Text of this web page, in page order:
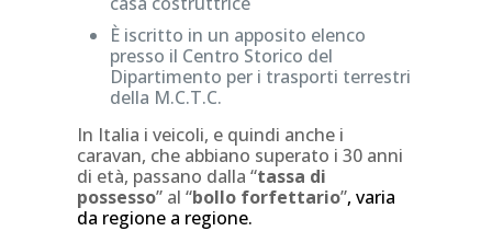
È iscritto in un apposito elenco
presso il Centro Storico del
Dipartimento per i trasporti terrestri
della M.C.T.C.
In Italia i veicoli, e quindi anche i
caravan, che abbiano superato i 30 anni
di età, passano dalla “tassa di
possesso” al “bollo forfettario”, varia
da regione a regione.